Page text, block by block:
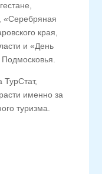
«Серебряная
края,
и «День
ТурСтат,
именно за
туризма.